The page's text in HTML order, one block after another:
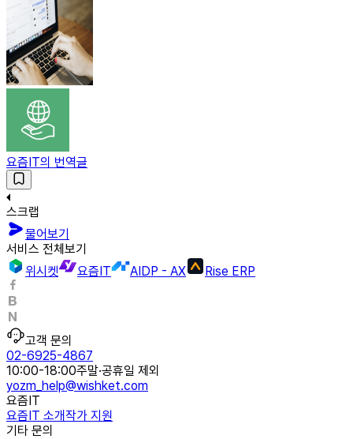
요즘IT의 번역글
스크랩
물어보기
서비스 전체보기
위시켓
요즘IT AIDP - AX Rise ERP
고객 문의
02-6925-4867
10:00-18:00주말·공휴일 제외
yozm_help@wishket.com
요즘IT
요즘IT 소개작가 지원
기타 문의